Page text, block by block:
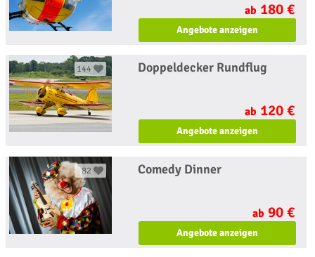
ab 180 €
Angebote anzeigen
144 Doppeldecker Rundflug
ab 120 €
Angebote anzeigen
82 Comedy Dinner
ab 90 €
Angebote anzeigen